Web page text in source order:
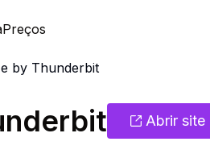
Preços
by Thunderbit
Abrir site